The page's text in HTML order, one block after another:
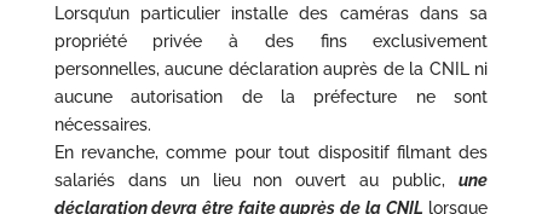
Lorsqu’un particulier installe des caméras dans sa
propriété privée à des fins exclusivement
personnelles, aucune déclaration auprès de la CNIL ni
aucune autorisation de la préfecture ne sont
nécessaires.
En revanche, comme pour tout dispositif filmant des
salariés dans un lieu non ouvert au public,une
déclaration devra être faite auprès de la CNIL lorsque